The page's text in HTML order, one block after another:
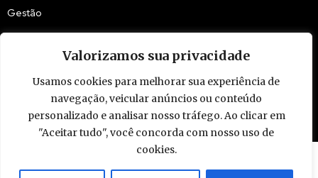
Valorizamos sua privacidade
Usamos cookies para melhorar sua experiência de
navegação, veicular anúncios ou conteúdo
personalizado e analisar nosso tráfego. Ao clicar em
"Aceitar tudo", você concorda com nosso uso de
cookies.
Gestão
© 2009 - 2026 Piloto Policial. Todos os direitos reservados. Brasil.